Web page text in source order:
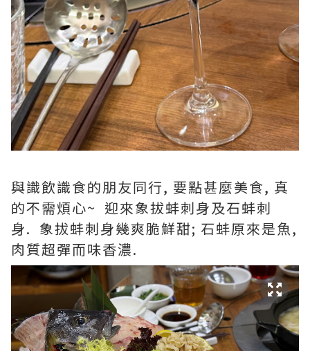
與識飲識食的朋友同行, 要點甚麼美食, 真
的不需煩心~ 迎來象拔蚌刺身及石蚌刺
身. 象拔蚌刺身幾爽脆鮮甜; 石蚌原來是魚,
肉質超彈而味香濃.